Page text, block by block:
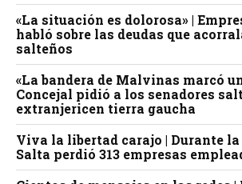
«La situación es dolorosa» |
habló sobre las deudas que
salteños
«La bandera de Malvinas marcó
Concejal pidió a los senadores
extranjericen tierra gaucha
Viva la libertad carajo | Durante
Salta perdió 313 empresas